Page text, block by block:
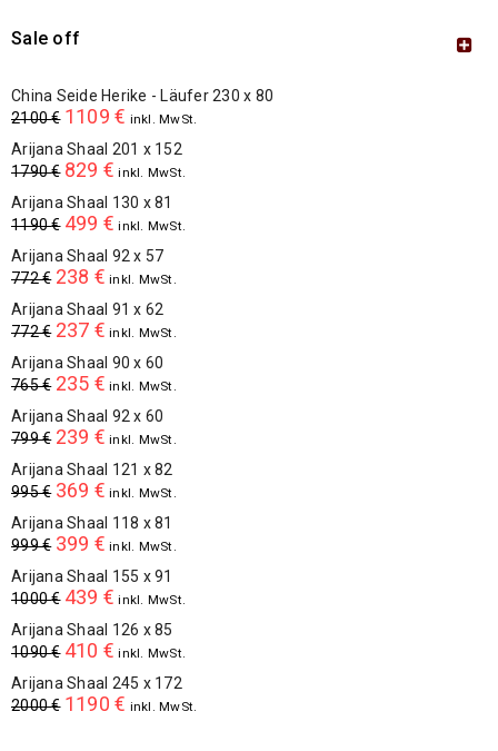
Sale off
China Seide Herike - Läufer 230 x 80
2100€ 1109 € inkl. MwSt.
Arijana Shaal 201 x 152
1790€ 829 € inkl. MwSt.
Arijana Shaal 130 x 81
1190€ 499 € inkl. MwSt.
Arijana Shaal 92 x 57
772€ 238 € inkl. MwSt.
Arijana Shaal 91 x 62
772€ 237 € inkl. MwSt.
Arijana Shaal 90 x 60
765€ 235 € inkl. MwSt.
Arijana Shaal 92 x 60
799€ 239 € inkl. MwSt.
Arijana Shaal 121 x 82
995€ 369 € inkl. MwSt.
Arijana Shaal 118 x 81
999€ 399 € inkl. MwSt.
Arijana Shaal 155 x 91
1000€ 439 € inkl. MwSt.
Arijana Shaal 126 x 85
1090€ 410 € inkl. MwSt.
Arijana Shaal 245 x 172
2000€ 1190 € inkl. MwSt.